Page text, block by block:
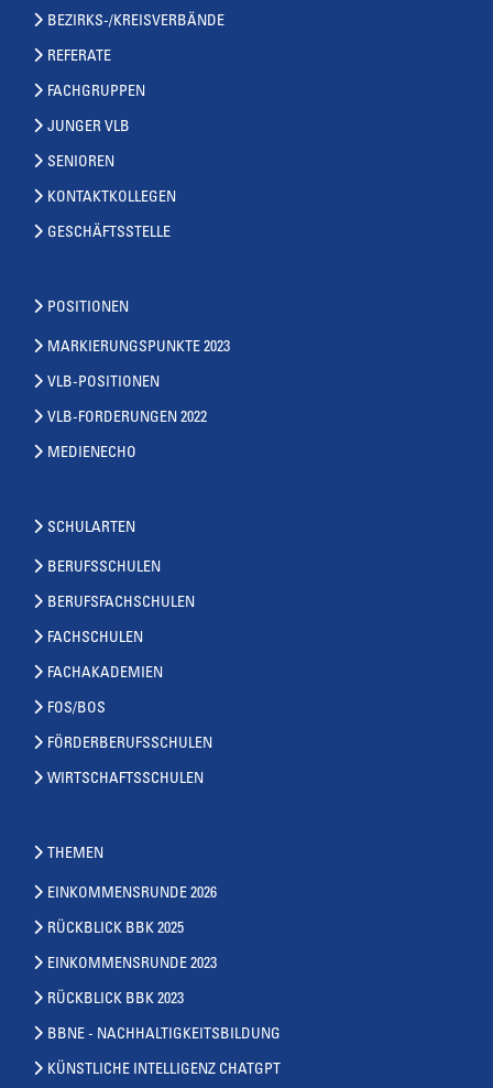
BEZIRKS-/KREISVERBÄNDE
REFERATE
FACHGRUPPEN
JUNGER VLB
SENIOREN
KONTAKTKOLLEGEN
GESCHÄFTSSTELLE
POSITIONEN
MARKIERUNGSPUNKTE 2023
VLB-POSITIONEN
VLB-FORDERUNGEN 2022
MEDIENECHO
SCHULARTEN
BERUFSSCHULEN
BERUFSFACHSCHULEN
FACHSCHULEN
FACHAKADEMIEN
FOS/BOS
FÖRDERBERUFSSCHULEN
WIRTSCHAFTSSCHULEN
THEMEN
EINKOMMENSRUNDE 2026
RÜCKBLICK BBK 2025
EINKOMMENSRUNDE 2023
RÜCKBLICK BBK 2023
BBNE - NACHHALTIGKEITSBILDUNG
KÜNSTLICHE INTELLIGENZ CHATGPT